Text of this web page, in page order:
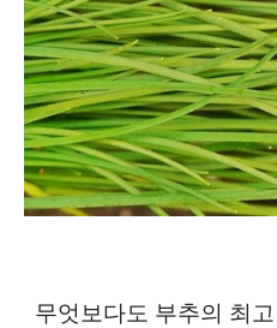
무엇보다도 부추의 최